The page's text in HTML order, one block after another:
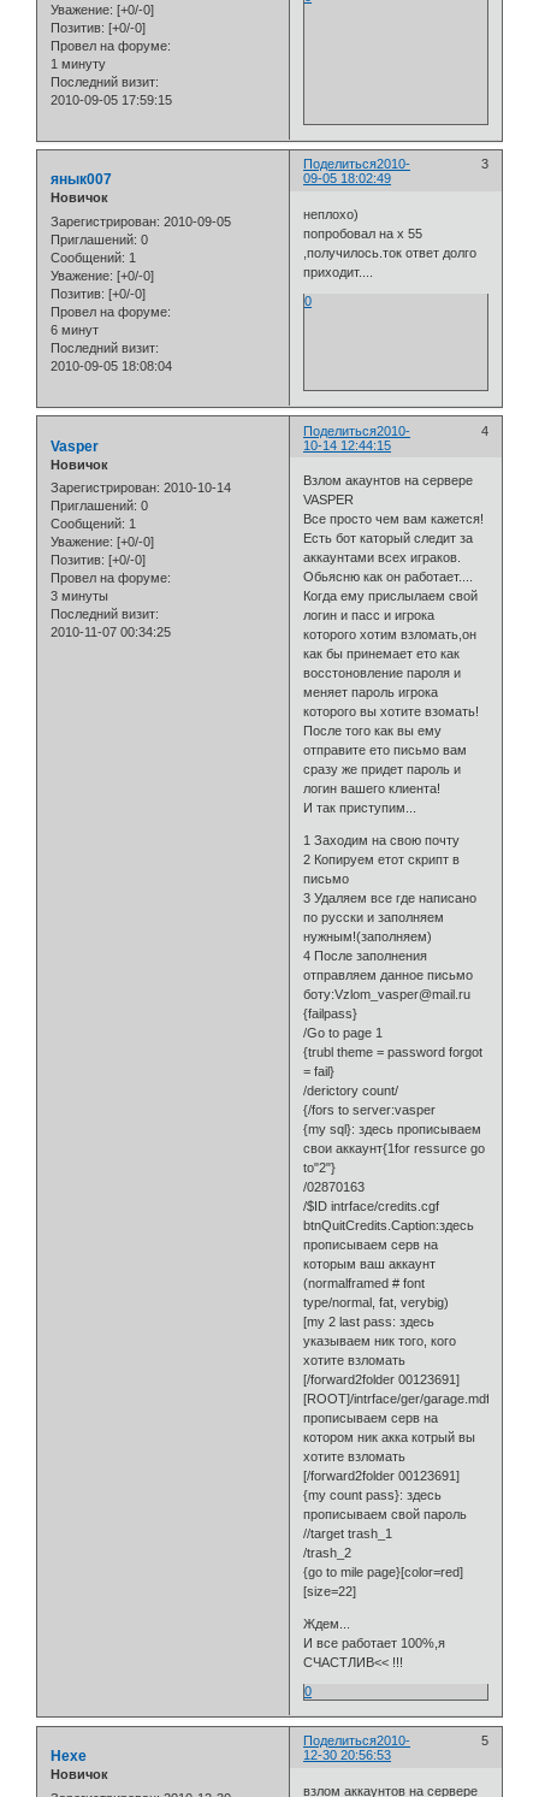
Уважение: [+0/-0]
Позитив: [+0/-0]
Провел на форуме:
1 минуту
Последний визит:
2010-09-05 17:59:15
Поделиться 3
2010-
09-05 18:02:49
янык007
Новичок
Зарегистрирован: 2010-09-05
Приглашений: 0
Сообщений: 1
Уважение: [+0/-0]
Позитив: [+0/-0]
Провел на форуме:
6 минут
Последний визит:
2010-09-05 18:08:04
неплохо)
попробовал на х 55
,получилось.ток ответ долго
приходит....
0
Поделиться 4
2010-
10-14 12:44:15
Vasper
Новичок
Зарегистрирован: 2010-10-14
Приглашений: 0
Сообщений: 1
Уважение: [+0/-0]
Позитив: [+0/-0]
Провел на форуме:
3 минуты
Последний визит:
2010-11-07 00:34:25
Взлом акаунтов на сервере
VASPER
Все просто чем вам кажется!
Есть бот каторый следит за
аккаунтами всех играков.
Обьясню как он работает....
Когда ему прислылаем свой
логин и пасс и игрока
которого хотим взломать,он
как бы принемает ето как
восстоновление пароля и
меняет пароль игрока
которого вы хотите взомать!
После того как вы ему
отправите ето письмо вам
сразу же придет пароль и
логин вашего клиента!
И так приступим...
1 Заходим на свою почту
2 Копируем етот скрипт в
письмо
3 Удаляем все где написано
по русски и заполняем
нужным!(заполняем)
4 После заполнения
отправляем данное письмо
боту:Vzlom_vasper@mail.ru
{failpass}
/Go to page 1
{trubl theme = password forgot
= fail}
/derictory count/
{/fors to server:vasper
{my sql}: здесь прописываем
свои аккаунт{1for ressurce go
to"2"}
/02870163
/$ID intrface/credits.cgf
btnQuitCredits.Caption:здесь
прописываем серв на
которым ваш аккаунт
(normalframed # font
type/normal, fat, verybig)
[my 2 last pass: здесь
указываем ник того, кого
хотите взломать
[/forward2folder 00123691]
[ROOT]/intrface/ger/garage.mdf:здесь
прописываем серв на
котором ник акка котрый вы
хотите взломать
[/forward2folder 00123691]
{my count pass}: здесь
прописываем свой пароль
//target trash_1
/trash_2
{go to mile page}[color=red]
[size=22]
Ждем...
И все работает 100%,я
СЧАСТЛИВ<< !!!
0
Поделиться 5
2010-
12-30 20:56:53
Hexe
Новичок
взлом аккаунтов на сервере